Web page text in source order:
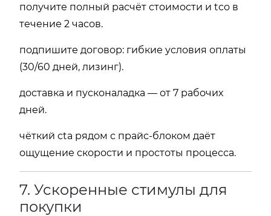
получите полный расчёт стоимости и tco в
течение 2 часов.
подпишите договор: гибкие условия оплаты
(30/60 дней, лизинг).
доставка и пусконаладка — от 7 рабочих
дней.
чёткий cta рядом с прайс-блоком даёт
ощущение скорости и простоты процесса.
7. Ускоренные стимулы для
покупки